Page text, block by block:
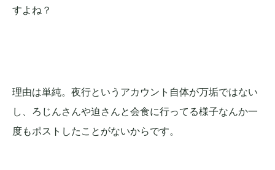
すよね？
理由は単純。夜行というアカウント自体が万垢ではない
し、ろじんさんや迫さんと会食に行ってる様子なんか一
度もポストしたことがないからです。